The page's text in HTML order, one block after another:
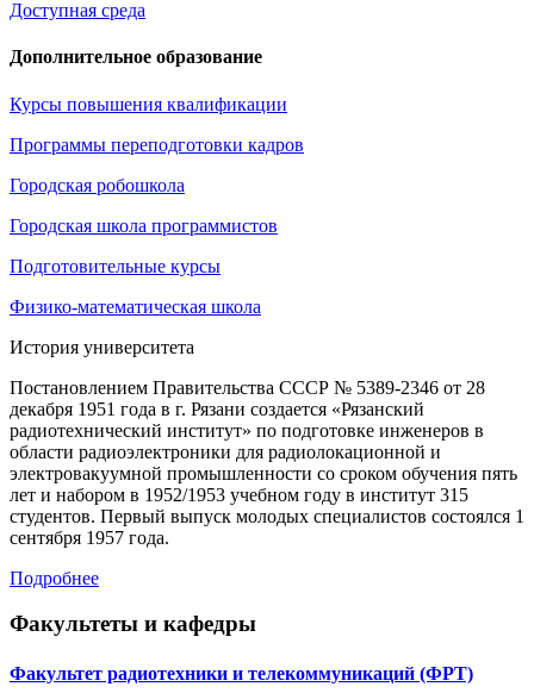
Доступная среда
Дополнительное образование
Курсы повышения квалификации
Программы переподготовки кадров
Городская робошкола
Городская школа программистов
Подготовительные курсы
Физико-математическая школа
История университета
Постановлением Правительства СССР № 5389-2346 от 28
декабря 1951 года в г. Рязани создается «Рязанский
радиотехнический институт» по подготовке инженеров в
области радиоэлектроники для радиолокационной и
электровакуумной промышленности со сроком обучения пять
лет и набором в 1952/1953 учебном году в институт 315
студентов. Первый выпуск молодых специалистов состоялся 1
сентября 1957 года.
Подробнее
Факультеты и кафедры
Факультет радиотехники и телекоммуникаций (ФРТ)